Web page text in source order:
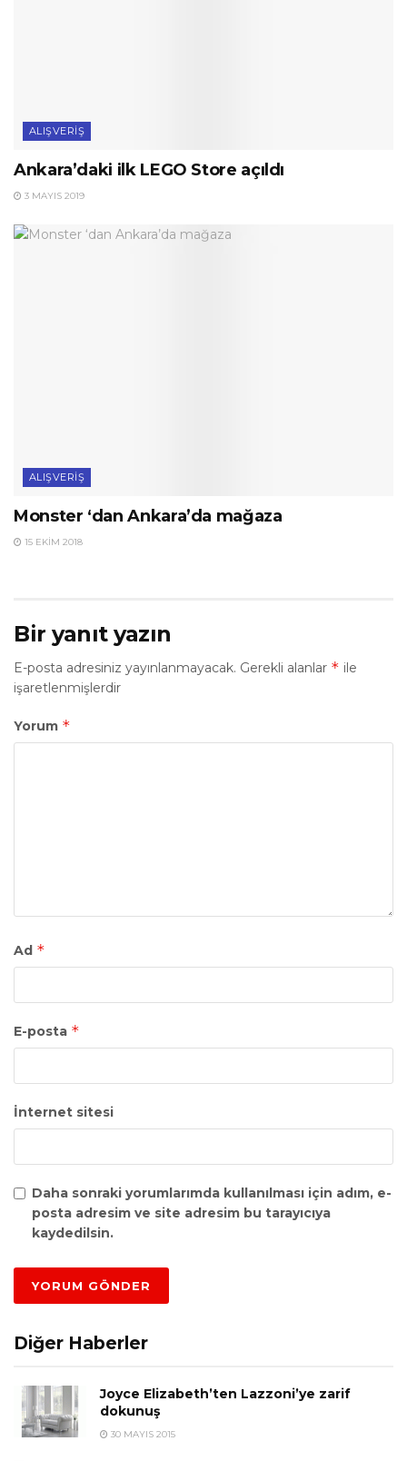
ALIŞVERIŞ
Ankara’daki ilk LEGO Store açıldı
3 MAYIS 2019
ALIŞVERIŞ
Monster ‘dan Ankara’da mağaza
15 EKIM 2018
Bir yanıt yazın
E-posta adresiniz yayınlanmayacak. Gerekli alanlar * ile
işaretlenmişlerdir
Yorum *
Ad *
E-posta *
İnternet sitesi
Daha sonraki yorumlarımda kullanılması için adım, e-
posta adresim ve site adresim bu tarayıcıya
kaydedilsin.
Diğer Haberler
Joyce Elizabeth’ten Lazzoni’ye zarif
dokunuş
30 MAYIS 2015